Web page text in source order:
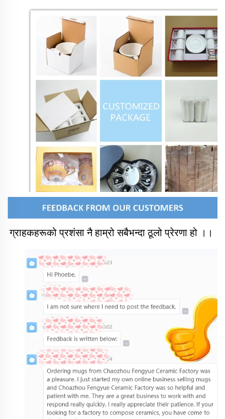
ग्राहकहरूको प्रशंसा नै हाम्रो सबैभन्दा ठूलो प्रेरणा हो ।।